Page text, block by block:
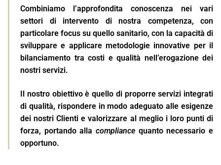
Combiniamo l’approfondita conoscenza nei vari
settori di intervento di nostra competenza, con
particolare focus su quello sanitario, con la capacità di
sviluppare e applicare metodologie innovative per il
bilanciamento tra costi e qualità nell’erogazione dei
nostri servizi.
Il nostro obiettivo è quello di proporre servizi integrati
di qualità, rispondere in modo adeguato alle esigenze
dei nostri Clienti e valorizzare al meglio i loro punti di
forza, portando alla compliance quanto necessario e
opportuno.